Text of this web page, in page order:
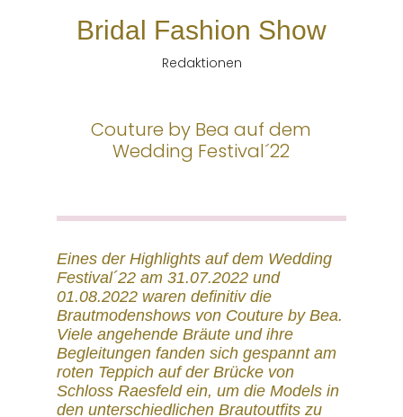
Bridal Fashion Show
Redaktionen
Couture by Bea auf dem
Wedding Festival´22
Eines der Highlights auf dem Wedding
Festival´22 am 31.07.2022 und
01.08.2022 waren definitiv die
Brautmodenshows von Couture by Bea.
Viele angehende Bräute und ihre
Begleitungen fanden sich gespannt am
roten Teppich auf der Brücke von
Schloss Raesfeld ein, um die Models in
den unterschiedlichen Brautoutfits zu